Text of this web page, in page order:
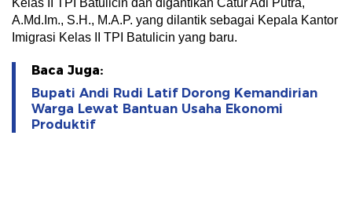
Kelas II TPI Batulicin dan digantikan Catur Adi Putra,
A.Md.Im., S.H., M.A.P. yang dilantik sebagai Kepala Kantor
Imigrasi Kelas II TPI Batulicin yang baru.
Baca Juga:
Bupati Andi Rudi Latif Dorong Kemandirian
Warga Lewat Bantuan Usaha Ekonomi
Produktif